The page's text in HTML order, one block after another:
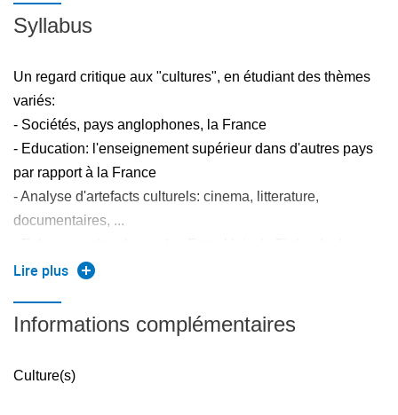
Syllabus
Un regard critique aux "cultures", en étudiant des thèmes
variés:
- Sociétés, pays anglophones, la France
- Education: l'enseignement supérieur dans d'autres pays
par rapport à la France
- Analyse d'artefacts culturels: cinema, litterature,
documentaires, ...
Malaysie... via outils de communication en ligne (Zoom,
Lire plus
Informations complémentaires
Culture(s)